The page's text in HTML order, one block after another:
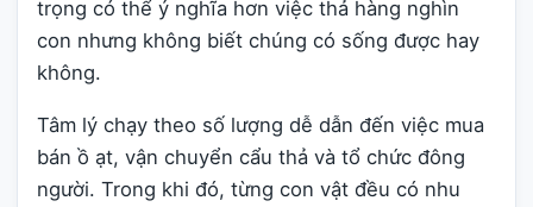
trọng có thể ý nghĩa hơn việc thả hàng nghìn
con nhưng không biết chúng có sống được hay
không.
Tâm lý chạy theo số lượng dễ dẫn đến việc mua
bán ồ ạt, vận chuyển cẩu thả và tổ chức đông
người. Trong khi đó, từng con vật đều có nhu